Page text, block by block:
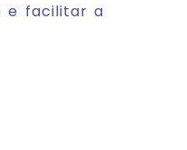
e facilitar a